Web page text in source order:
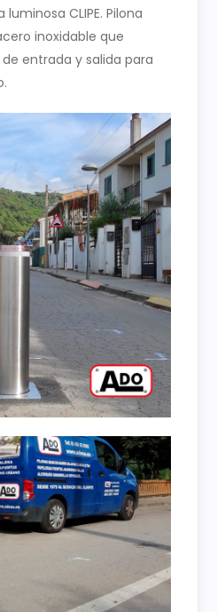
CLIPE. Pilona
inoxidable que
entrada y salida para